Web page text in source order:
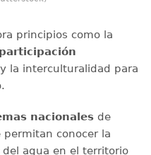
principios como la
participación
la interculturalidad para
nacionalesde
conocer la
agua en el territorio